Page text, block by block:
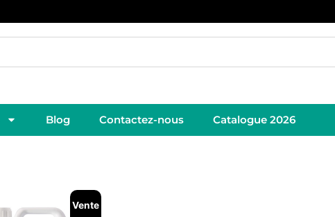
Blog Contactez-nous Catalogue 2026
Vente